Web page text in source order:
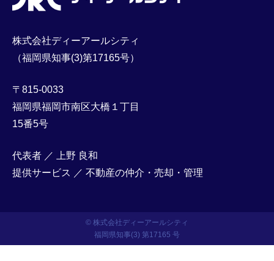
株式会社ディーアールシティ
（福岡県知事(3)第17165号）
〒815-0033
福岡県福岡市南区大橋１丁目
15番5号
代表者 ／ 上野 良和
提供サービス ／ 不動産の仲介・売却・管理
© 株式会社ディーアールシティ
福岡県知事(3) 第17165 号